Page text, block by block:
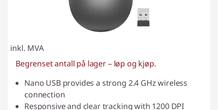
inkl. MVA
Begrenset antall på lager – løp og kjøp.
Nano USB provides a strong 2.4 GHz wireless
connection
Responsive and clear tracking with 1200 DPI